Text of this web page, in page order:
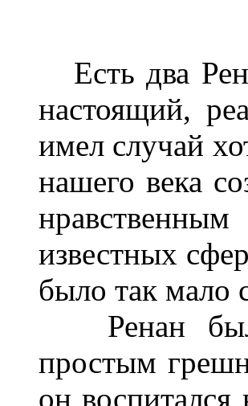
Есть два
настоящий,
имел случай
нашего века
известных
было так мало
Ренан был
простым
он